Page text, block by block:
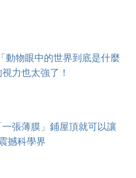
動物眼中的世界到底是什麼
力也太強了！
張薄膜」鋪屋頂就可以讓
撼科學界